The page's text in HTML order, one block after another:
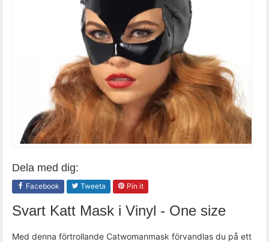
Dela med dig:
Facebook Tweeta Pin it
Svart Katt Mask i Vinyl - One size
Med denna förtrollande Catwomanmask förvandlas du på ett